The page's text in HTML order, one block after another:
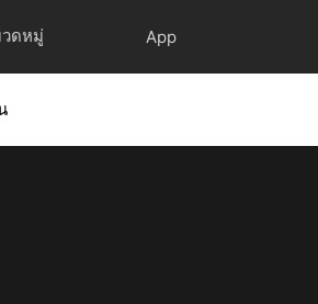
ดหมู่ App